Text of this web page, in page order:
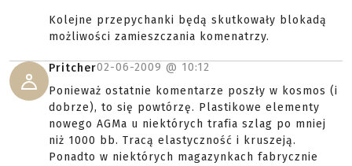
Kolejne przepychanki będą skutkowały blokadą
możliwości zamieszczania komenatrzy.
Pritcher02-06-2009 @ 10:12
Ponieważ ostatnie komentarze poszły w kosmos (i
dobrze), to się powtórzę. Plastikowe elementy
nowego AGMa u niektórych trafia szlag po mniej
niż 1000 bb. Tracą elastyczność i kruszeją.
Ponadto w niektórych magazynkach fabrycznie